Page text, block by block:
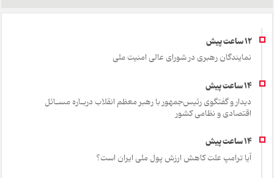
نمایندگان رهبری در شورای عالی امنیت ملی
دیدار و گفتگوی رئیس‌جمهور با رهبر معظم انقلاب دربـاره مسـائل
اقتصادی و نظامی کشور
آیا ترامپ علت کاهش ارزش پول ملی ایران است؟